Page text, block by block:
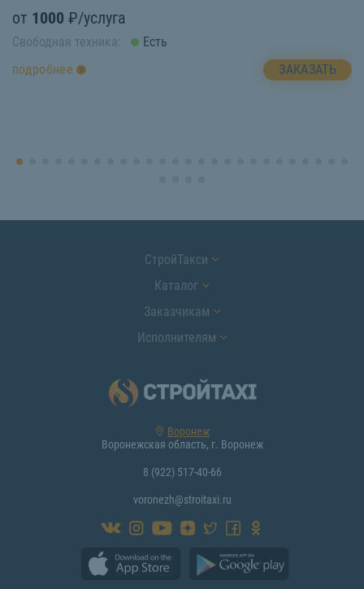
от 1000 ₽/услуга
Свободная техника:
Есть
подробнее
ЗАКАЗАТЬ
СтройТакси
Каталог
Заказчикам
Исполнителям
Воронеж
Воронежская область, г. Воронеж
8 (922) 517-40-66
voronezh@stroitaxi.ru